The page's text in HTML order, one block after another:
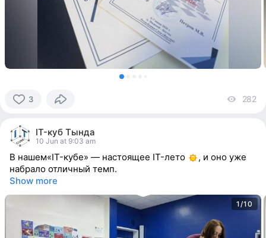
3
people
reacted
282
IT-куб Тында
10 Jun at 9:03 am
В нашем«IT-кубе» — настоящее IT-лето
, и оно уже
набрало отличный темп.
Show more
1/10